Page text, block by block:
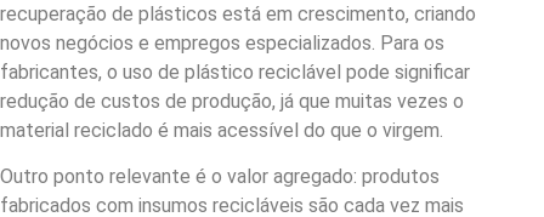
recuperação de plásticos está em crescimento, criando
novos negócios e empregos especializados. Para os
fabricantes, o uso de plástico reciclável pode significar
redução de custos de produção, já que muitas vezes o
material reciclado é mais acessível do que o virgem.
Outro ponto relevante é o valor agregado: produtos
fabricados com insumos recicláveis são cada vez mais